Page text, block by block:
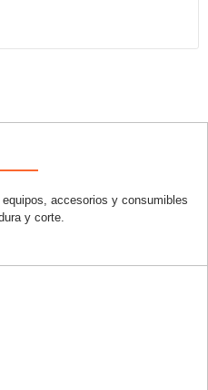
accesorios y consumibles
y corte.